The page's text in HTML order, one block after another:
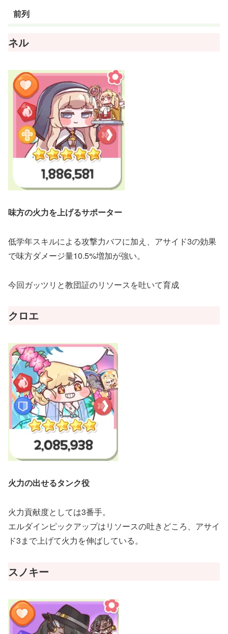
前列
ネル
味方の火力を上げるサポーター
低学年スキルによる攻撃力バフに加え、アサイド3の効果
で味方ダメージ量10.5%増加が強い。
今回ガッツリと教団証のリソースを吐いて育成
クロエ
火力の出せるタンク役
火力貢献度としては3番手。
エルダインピックアップはリソースの吐きどころ、アサイ
ド3まで上げて火力を伸ばしている。
スノキー